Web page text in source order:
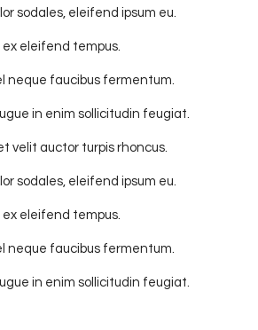
sodales, eleifend ipsum eu.
ex eleifend tempus.
neque faucibus fermentum.
in enim sollicitudin feugiat.
velit auctor turpis rhoncus.
sodales, eleifend ipsum eu.
ex eleifend tempus.
neque faucibus fermentum.
in enim sollicitudin feugiat.